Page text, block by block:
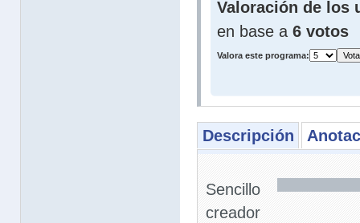
Valoración de los
en base a 6 votos
Valora este programa:
Descripción
Sencillo
creador